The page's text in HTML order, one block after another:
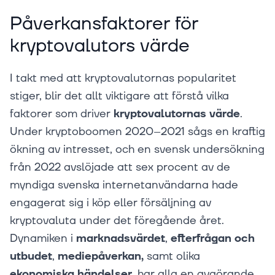
Påverkansfaktorer för
kryptovalutors värde
I takt med att kryptovalutornas popularitet
stiger, blir det allt viktigare att förstå vilka
faktorer som driver kryptovalutornas värde.
Under kryptoboomen 2020–2021 sågs en kraftig
ökning av intresset, och en svensk undersökning
från 2022 avslöjade att sex procent av de
myndiga svenska internetanvändarna hade
engagerat sig i köp eller försäljning av
kryptovaluta under det föregående året.
Dynamiken i marknadsvärdet, efterfrågan och
utbudet, mediepåverkan, samt olika